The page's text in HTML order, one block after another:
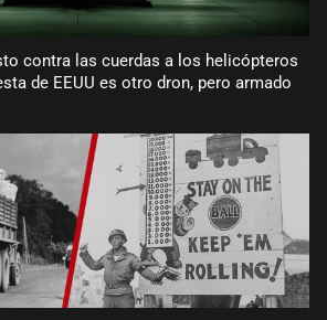
contra las cuerdas a los helicópteros
de EEUU es otro dron, pero armado